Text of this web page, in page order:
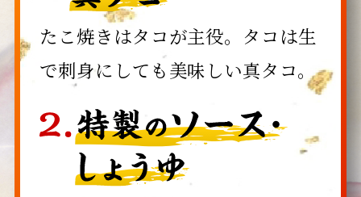
たこ焼きはタコが主役。タコは生
で刺身にしても美味しい真タコ。